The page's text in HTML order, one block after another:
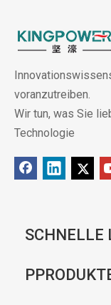
voranzutreiben.
Wir tun, was Sie
Technologie
SCHNELLE